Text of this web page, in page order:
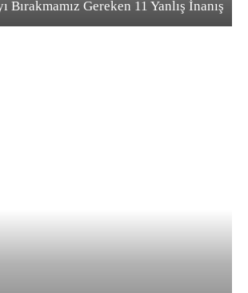
Bırakmamız Gereken 11 Yanlış İnanış